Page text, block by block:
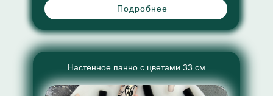
Настенное панно с цветами 33 см
Подробнее